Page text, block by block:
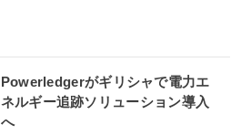
Powerledgerがギリシャで電力エ
ネルギー追跡ソリューション導入
へ